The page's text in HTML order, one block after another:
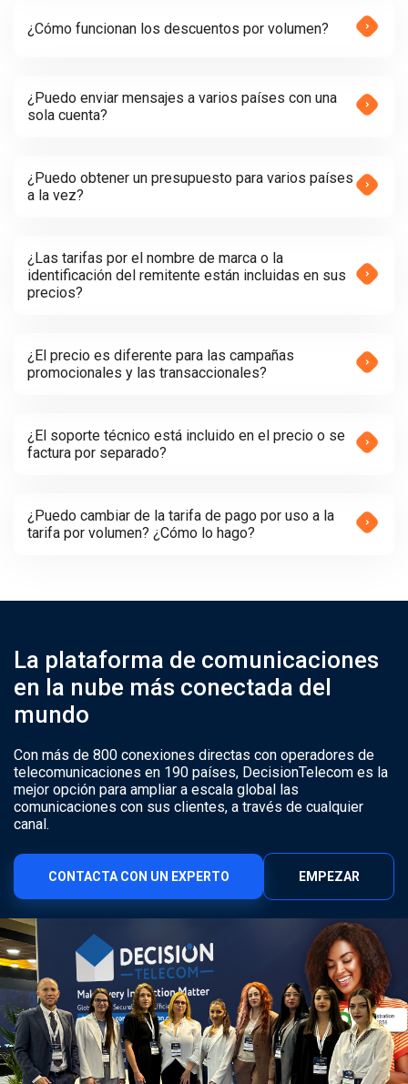
¿Cómo funcionan los descuentos por volumen?
¿Puedo enviar mensajes a varios países con una
sola cuenta?
¿Puedo obtener un presupuesto para varios países
a la vez?
¿Las tarifas por el nombre de marca o la
identificación del remitente están incluidas en sus
precios?
¿El precio es diferente para las campañas
promocionales y las transaccionales?
¿El soporte técnico está incluido en el precio o se
factura por separado?
¿Puedo cambiar de la tarifa de pago por uso a la
tarifa por volumen? ¿Cómo lo hago?
La plataforma de comunicaciones
en la nube más conectada del
mundo
Con más de 800 conexiones directas con operadores de
telecomunicaciones en 190 países, DecisionTelecom es la
mejor opción para ampliar a escala global las
comunicaciones con sus clientes, a través de cualquier
canal.
CONTACTA CON UN EXPERTO EMPEZAR